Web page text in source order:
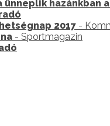
ünneplik hazánkban
2017 -
- Sportmagazin